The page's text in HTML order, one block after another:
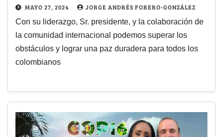
MAYO 27, 2024 JORGE ANDRÉS FORERO-GONZÁLEZ
Con su liderazgo, Sr. presidente, y la colaboración de
la comunidad internacional podemos superar los
obstáculos y lograr una paz duradera para todos los
colombianos